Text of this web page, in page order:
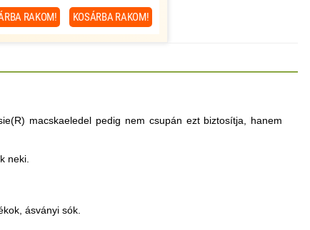
RAKOM! KOSÁRBARAKOM!
macskaeledel pedig nem csupán ezt biztosítja, hanem
neki.
ásványi sók.